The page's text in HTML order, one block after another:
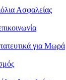
Ασφαλείας
για Μωρά